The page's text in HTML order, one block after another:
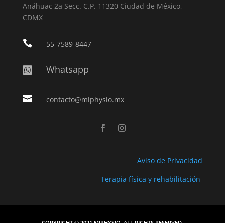
Anáhuac 2a Secc. C.P. 11320 Ciudad de México,
CDMX
 55-7589-8447
 Whatsapp
 contacto@miphysio.mx
Aviso de Privacidad
Terapia física y rehabilitación